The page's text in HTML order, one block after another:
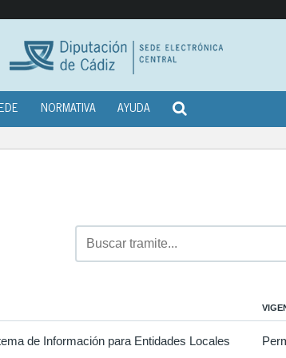
NORMATIVA AYUDA
de Información para Entidades Locales